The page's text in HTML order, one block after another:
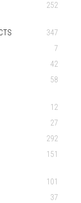
252
347
7
42
58
12
27
292
151
101
37